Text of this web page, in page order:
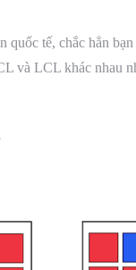
quốc tế, chắc hẳn
và LCL khác nhau